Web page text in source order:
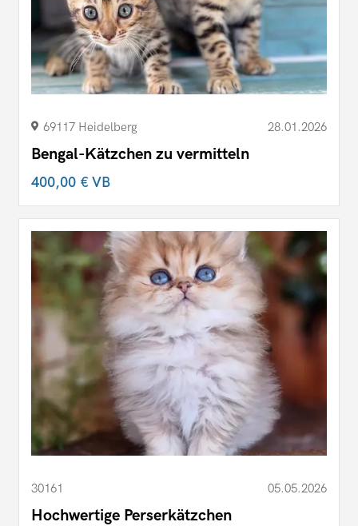
69117 Heidelberg 28.01.2026
Bengal-Kätzchen zu vermitteln
400,00 €VB
30161 05.05.2026
Hochwertige Perserkätzchen